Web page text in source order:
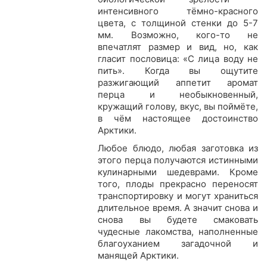
интенсивного тёмно-красного
цвета, с толщиной стенки до 5-7
мм. Возможно, кого-то не
впечатлят размер и вид, но, как
гласит пословица: «С лица воду не
пить». Когда вы ощутите
разжигающий аппетит аромат
перца и необыкновенный,
кружащий голову, вкус, вы поймёте,
в чём настоящее достоинство
Арктики.
Любое блюдо, любая заготовка из
этого перца получаются истинными
кулинарными шедеврами. Кроме
того, плоды прекрасно переносят
транспортировку и могут храниться
длительное время. А значит снова и
снова вы будете смаковать
чудесные лакомства, наполненные
благоуханием загадочной и
манящей Арктики.